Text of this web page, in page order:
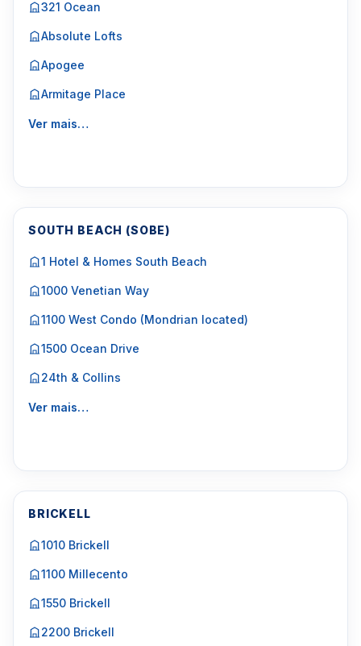
321 Ocean
Absolute Lofts
Apogee
Armitage Place
Ver mais…
SOUTH BEACH (SOBE)
1 Hotel & Homes South Beach
1000 Venetian Way
1100 West Condo (Mondrian located)
1500 Ocean Drive
24th & Collins
Ver mais…
BRICKELL
1010 Brickell
1100 Millecento
1550 Brickell
2200 Brickell